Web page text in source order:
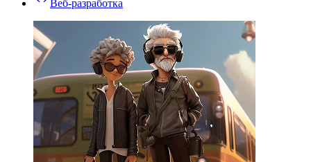
Веб-разработка